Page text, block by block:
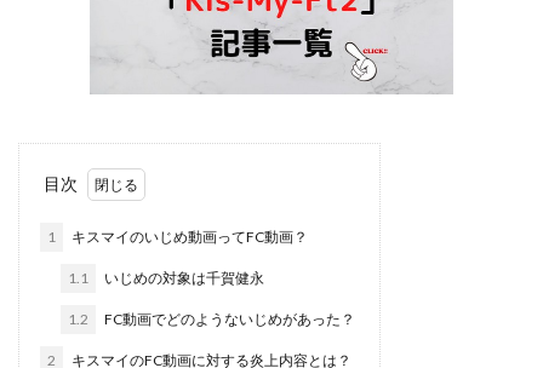
目次
1 キスマイのいじめ動画ってFC動画？
1.1 いじめの対象は千賀健永
1.2 FC動画でどのようないじめがあった？
2 キスマイのFC動画に対する炎上内容とは？